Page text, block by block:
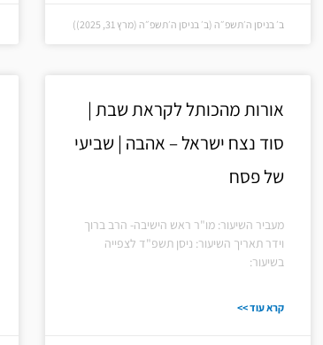
ב׳ בניסן ה׳תשפ״ה (ב׳ בניסן ה׳תשפ״ה (מרץ 31, 2025))
אורות מהכותל לקראת שבת |
סוד נצח ישראל – אהבה | שביעי
של פסח
מעביר השיעור: מו"ר ראש הישיבה- הרב ברוך
וידר תאריך השיעור: ניסן תשפ"ד לצפייה
בשיעור:
קרא עוד >>